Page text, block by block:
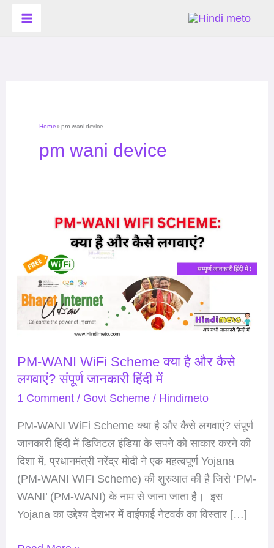
Home» pm wani device
pm wani device
PM-WANI WiFi Scheme क्या है और कैसे
लगवाएं? संपूर्ण जानकारी हिंदी में
1 Comment / Govt Scheme/ Hindimeto
PM-WANI WiFi Scheme क्या है और कैसे लगवाएं? संपूर्ण
जानकारी हिंदी में डिजिटल इंडिया के सपने को साकार करने की
दिशा में, प्रधानमंत्री नरेंद्र मोदी ने एक महत्वपूर्ण Yojana
(PM-WANI WiFi Scheme) की शुरुआत की है जिसे ‘PM-
WANI’ (PM-WANI) के नाम से जाना जाता है। इस
Yojana का उद्देश्य देशभर में वाईफाई नेटवर्क का विस्तार […]
WiFi
Scheme
है
और
लगवाएं?
संपूर्ण
जानकारी
में